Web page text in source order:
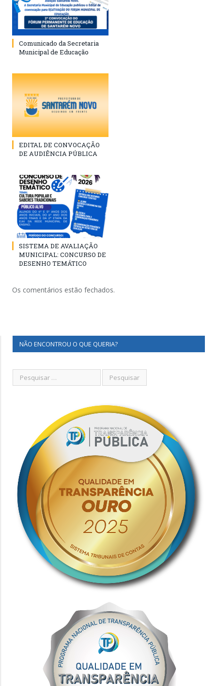
Comunicado da Secretaria
Municipal de Educação
EDITAL DE CONVOCAÇÃO
DE AUDIÊNCIA PÚBLICA
SISTEMA DE AVALIAÇÃO
MUNICIPAL: CONCURSO DE
DESENHO TEMÁTICO
Os comentários estão fechados.
NÃO ENCONTROU O QUE QUERIA?